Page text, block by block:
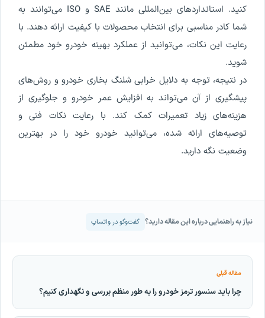
کنید. استانداردهای بین‌المللی مانند SAE و ISO می‌توانند به
شما کادر مناسبی برای انتخاب محصولات با کیفیت ارائه دهند. با
رعایت این نکات، می‌توانید از عملکرد بهینه خودرو خود مطمئن
شوید.
در نتیجه، توجه به دلایل خرابی شلنگ بخاری خودرو و روش‌های
پیشگیری از آن می‌تواند به افزایش عمر خودرو و جلوگیری از
هزینه‌های زیاد تعمیرات کمک کند. با رعایت نکات فنی و
توصیه‌های ارائه شده، می‌توانید خودرو خود را در بهترین
وضعیت نگه دارید.
نیاز به راهنمایی درباره این مقاله دارید؟ گفت‌وگو در واتساپ
مقاله قبلی
چرا باید سنسور ترمز خودرو را به طور منظم بررسی و نگهداری کنیم؟